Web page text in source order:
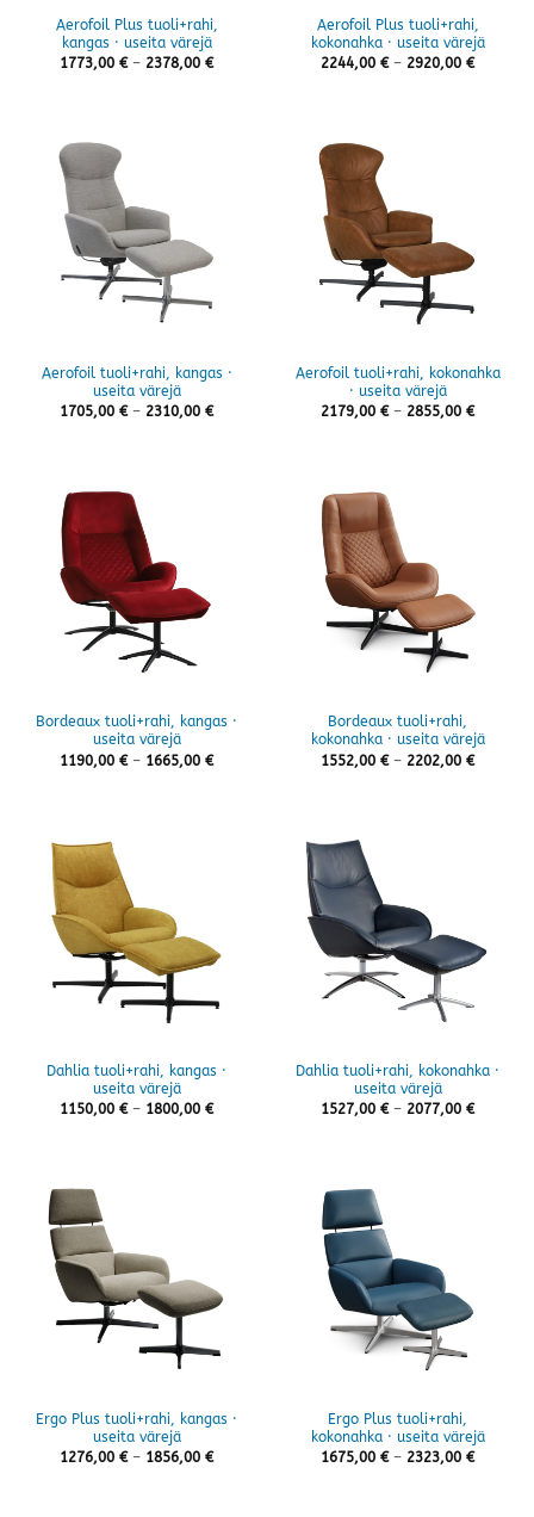
Aerofoil Plus tuoli+rahi,
kangas · useita värejä
1773,00 € – 2378,00 €Hintaluokka:
Aerofoil Plus tuoli+rahi,
kokonahka · useita värejä
2244,00 € – 2920,00 €
Aerofoil tuoli+rahi, kangas ·
useita värejä
1705,00 € – 2310,00 €Hintaluokka:
Aerofoil tuoli+rahi, kokonahka
· useita värejä
2179,00 € – 2855,00 €
Bordeaux tuoli+rahi, kangas ·
useita värejä
1190,00 € – 1665,00 €Hintaluokka:
Bordeaux tuoli+rahi,
kokonahka · useita värejä
1552,00 € – 2202,00 €
Dahlia tuoli+rahi, kangas ·
useita värejä
1150,00 € – 1800,00 €Hintaluokka:
Dahlia tuoli+rahi, kokonahka ·
useita värejä
1527,00 € – 2077,00 €
Ergo Plus tuoli+rahi, kangas ·
useita värejä
1276,00 € – 1856,00 €Hintaluokka:
Ergo Plus tuoli+rahi,
kokonahka · useita värejä
1675,00 € – 2323,00 €